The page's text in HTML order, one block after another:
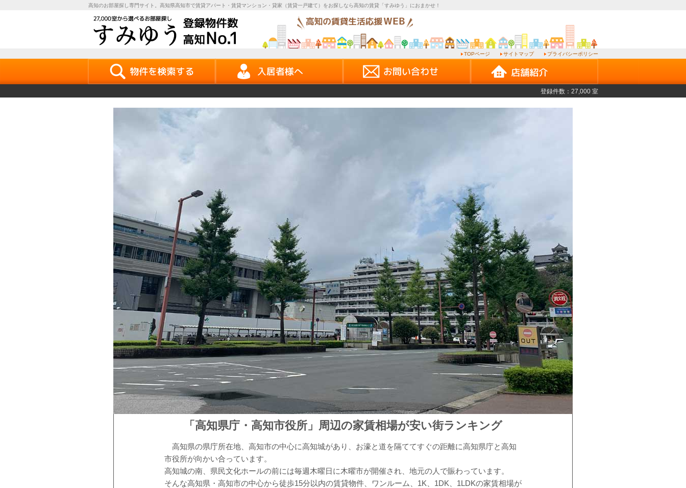
高知のお部屋探し専門サイト。高知県高知市で賃貸アパート・賃貸マンション・貸家（賃貸一戸建て）をお探しなら高知の賃貸「すみゆう」におまかせ！
TOPページ サイトマップ プライバシーポリシー
登録件数：27,000 室
「高知県庁・高知市役所」周辺の家賃相場が安い街ランキング
高知県の県庁所在地、高知市の中心に高知城があり、お濠と道を隔ててすぐの距離に高知県庁と高知
市役所が向かい合っています。
高知城の南、県民文化ホールの前には毎週木曜日に木曜市が開催され、地元の人で賑わっています。
そんな高知県・高知市の中心から徒歩15分以内の賃貸物件、ワンルーム、1K、1DK、1LDKの家賃相場が